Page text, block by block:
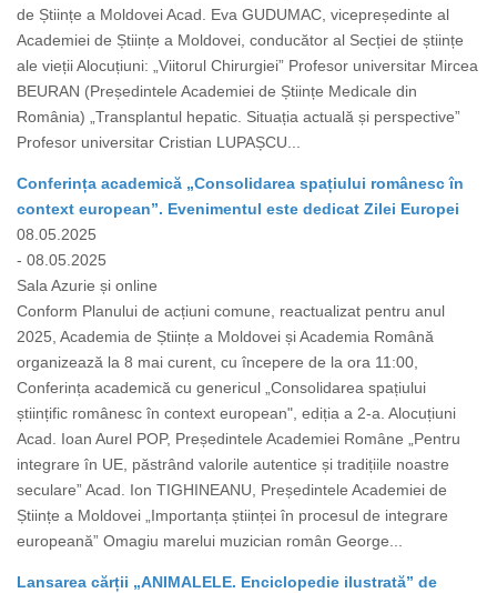
de Științe a Moldovei Acad. Eva GUDUMAC, vicepreședinte al
Academiei de Științe a Moldovei, conducător al Secției de științe
ale vieții Alocuțiuni: „Viitorul Chirurgiei” Profesor universitar Mircea
BEURAN (Președintele Academiei de Științe Medicale din
România) „Transplantul hepatic. Situația actuală și perspective”
Profesor universitar Cristian LUPAȘCU...
Conferința academică „Consolidarea spațiului românesc în
context european”. Evenimentul este dedicat Zilei Europei
08.05.2025
- 08.05.2025
Sala Azurie și online
Conform Planului de acțiuni comune, reactualizat pentru anul
2025, Academia de Științe a Moldovei și Academia Română
organizează la 8 mai curent, cu începere de la ora 11:00,
Conferința academică cu genericul „Consolidarea spațiului
științific românesc în context european", ediția a 2-a. Alocuțiuni
Acad. Ioan Aurel POP, Președintele Academiei Române „Pentru
integrare în UE, păstrând valorile autentice și tradițiile noastre
seculare” Acad. Ion TIGHINEANU, Președintele Academiei de
Științe a Moldovei „Importanța științei în procesul de integrare
europeană” Omagiu marelui muzician român George...
Lansarea cărții „ANIMALELE. Enciclopedie ilustrată” de